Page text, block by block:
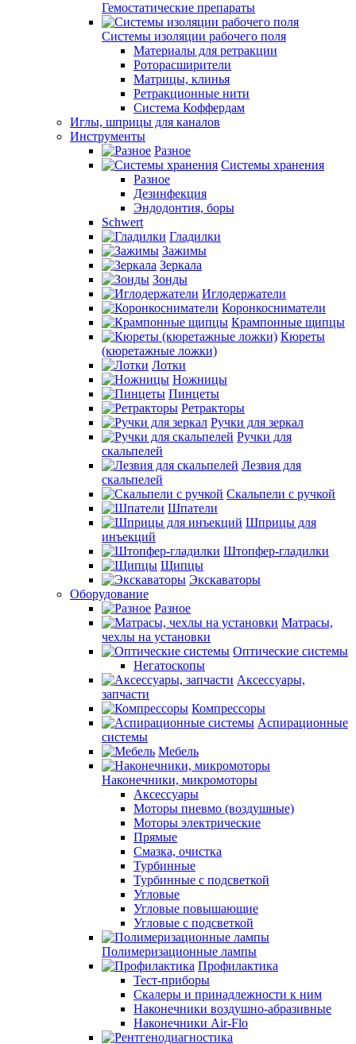
Гемостатические препараты
Системы изоляции рабочего поля
Материалы для ретракции
Роторасширители
Матрицы, клинья
Ретракционные нити
Система Коффердам
Иглы, шприцы для каналов
Инструменты
Разное
Системы хранения
Разное
Дезинфекция
Эндодонтия, боры
Schwert
Гладилки
Зажимы
Зеркала
Зонды
Иглодержатели
Коронкосниматели
Крампонные щипцы
Кюреты
(кюретажные ложки)
Лотки
Ножницы
Пинцеты
Ретракторы
Ручки для зеркал
Ручки для
скальпелей
Лезвия для
скальпелей
Скальпели с ручкой
Шпатели
Шприцы для
инъекций
Штопфер-гладилки
Щипцы
Экскаваторы
Оборудование
Разное
Матрасы,
чехлы на установки
Оптические системы
Негатоскопы
Аксессуары,
запчасти
Компрессоры
Аспирационные
системы
Мебель
Наконечники, микромоторы
Аксессуары
Моторы пневмо (воздушные)
Моторы электрические
Прямые
Смазка, очистка
Турбинные
Турбинные с подсветкой
Угловые
Угловые повышающие
Угловые с подсветкой
Полимеризационные лампы
Профилактика
Тест-приборы
Скалеры и принадлежности к ним
Наконечники воздушно-абразивные
Наконечники Air-Flo